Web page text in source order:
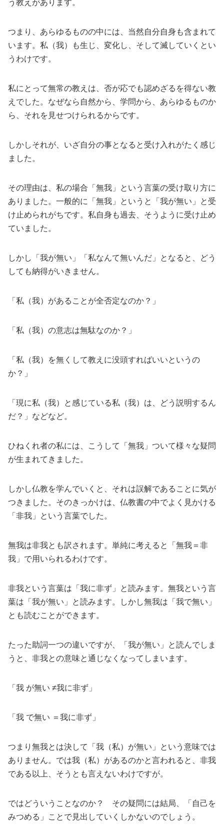
う教えがあります。
つまり、あらゆるものの中には、当然自分自身も含まれて
います。私（我）も生じ、変化し、そして滅していくとい
うわけです。
私にとって無常の教えは、否が応でも認めざるを得ない教
えでした。なぜなら自然から、学問から、あらゆるものか
ら、それを見せつけられるからです。
しかしそれが、いざ自分の事となると受け入れがたく感じ
ました。
その理由は、私の場合「無我」という言葉の受け取り方に
ありました。一般的に「無我」というと「我が無い」と受
け止められがちです。私自身も過去、そうように受け止め
ていました。
しかし「我が無い」「私なんて無いんだ」となると、どう
しても納得がいきません。
「私（我）があることが全否定なのか？」
「私（我）の意志は無駄なのか？」
「私（我）を無くして教えに没頭すればいいというの
か？」
「現に私（我）と感じている私（我）は、どう説明するん
だ？」などなど。
ひねくれ者の私には、こうして「無我」ついて様々な疑問
が生まれてきました。
しかし仏教を学んでいくと、それは誤解であることに気が
つきました。そのきっかけは、仏教書の中でよく見かける
「非我」という言葉でした。
無我は非我とも訳されます。単純に考えると「無我＝非
我」で用いられるわけです。
非我という言葉は「我に非ず」と読みます。無我という言
葉は「我が無い」と読みます。しかし無我は「我で無い」
とも読むことができます。
たった助詞一つの違いですが、「我が無い」と読んでしま
うと、非我との意味と通じなくなってしまいます。
「我 が無い ≠我に非ず」
「我 で無い ＝ 我に非ず」
つまり無我とは決して「我（私）が無い」という意味では
ありません。では我（私）があるのかと言われると、非我
である以上、そうとも言えないわけですが。
ではどういうことなのか？ その疑問には結局、「自己を
みつめる」ことで見出していくしかないのでしょう。